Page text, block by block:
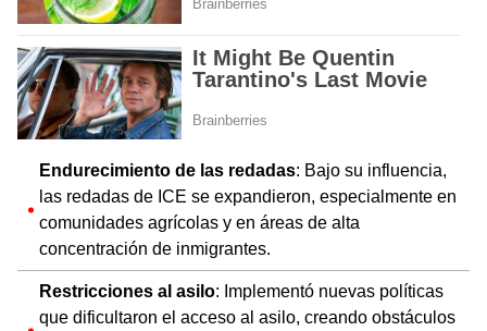
Endurecimiento de las redadas: Bajo su influencia,
las redadas de ICE se expandieron, especialmente en
comunidades agrícolas y en áreas de alta
concentración de inmigrantes.
Restricciones al asilo: Implementó nuevas políticas
que dificultaron el acceso al asilo, creando obstáculos